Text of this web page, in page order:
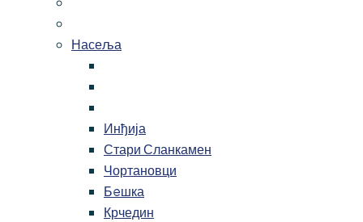
Насеља
Инђија
Стари Сланкамен
Чортановци
Бeшка
Крчедин